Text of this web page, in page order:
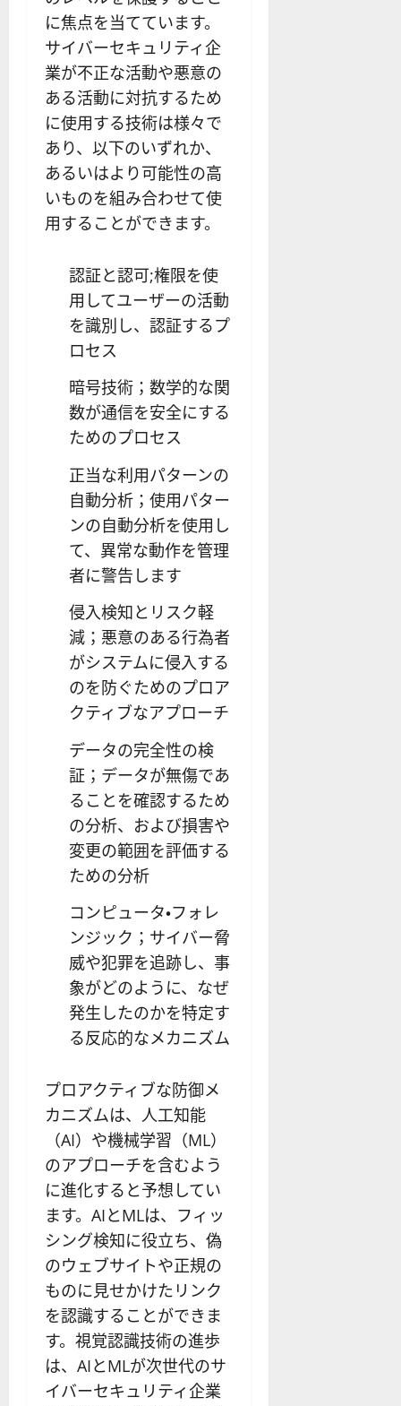
に焦点を当てています。
サイバーセキュリティ企
業が不正な活動や悪意の
ある活動に対抗するため
に使用する技術は様々で
あり、以下のいずれか、
あるいはより可能性の高
いものを組み合わせて使
用することができます。
認証と認可;権限を使
用してユーザーの活動
を識別し、認証するプ
ロセス
暗号技術；数学的な関
数が通信を安全にする
ためのプロセス
正当な利用パターンの
自動分析；使用パター
ンの自動分析を使用し
て、異常な動作を管理
者に警告します
侵入検知とリスク軽
減；悪意のある行為者
がシステムに侵入する
のを防ぐためのプロア
クティブなアプローチ
データの完全性の検
証；データが無傷であ
ることを確認するため
の分析、および損害や
変更の範囲を評価する
ための分析
コンピュータ・フォレ
ンジック；サイバー脅
威や犯罪を追跡し、事
象がどのように、なぜ
発生したのかを特定す
る反応的なメカニズム
プロアクティブな防御メ
カニズムは、人工知能
（AI）や機械学習（ML）
のアプローチを含むよう
に進化すると予想してい
ます。AIとMLは、フィッ
シング検知に役立ち、偽
のウェブサイトや正規の
ものに見せかけたリンク
を認識することができま
す。視覚認識技術の進歩
は、AIとMLが次世代のサ
イバーセキュリティ企業